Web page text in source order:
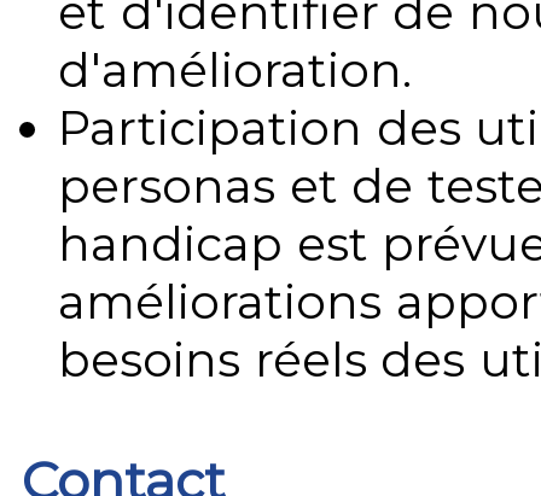
et d'identifier de
d'amélioration.
Participation des
personas et de
handicap est
améliorations
besoins réels des
Contact